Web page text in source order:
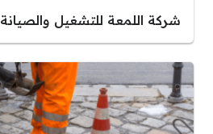
شركة اللمعة للتشغيل والصيانة